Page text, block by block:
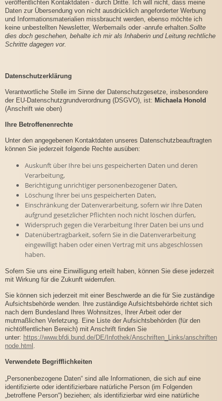
veröffentlichten Kontaktdaten - durch Dritte. Ich will nicht, dass meine
Daten zur Übersendung von nicht ausdrücklich angeforderter Werbung
und Informationsmaterialien missbraucht werden, ebenso möchte ich
keine unbestellten Newsletter, Werbemails oder -anrufe erhalten.Sollte
dies doch geschehen, behalte ich mir als Inhaberin und Leitung rechtliche
Schritte dagegen vor.
Datenschutzerklärung
Verantwortliche Stelle im Sinne der Datenschutzgesetze, insbesondere
der EU-Datenschutzgrundverordnung (DSGVO), ist: Michaela Honold
(Anschrift wie oben)
Ihre Betroffenenrechte
Unter den angegebenen Kontaktdaten unseres Datenschutzbeauftragten
können Sie jederzeit folgende Rechte ausüben:
Auskunft über Ihre bei uns gespeicherten Daten und deren
Verarbeitung,
Berichtigung unrichtiger personenbezogener Daten,
Löschung Ihrer bei uns gespeicherten Daten,
Einschränkung der Datenverarbeitung, sofern wir Ihre Daten
aufgrund gesetzlicher Pflichten noch nicht löschen dürfen,
Widerspruch gegen die Verarbeitung Ihrer Daten bei uns und
Datenübertragbarkeit, sofern Sie in die Datenverarbeitung
eingewilligt haben oder einen Vertrag mit uns abgeschlossen
haben.
Sofern Sie uns eine Einwilligung erteilt haben, können Sie diese jederzeit
mit Wirkung für die Zukunft widerrufen.
Sie können sich jederzeit mit einer Beschwerde an die für Sie zuständige
Aufsichtsbehörde wenden. Ihre zuständige Aufsichtsbehörde richtet sich
nach dem Bundesland Ihres Wohnsitzes, Ihrer Arbeit oder der
mutmaßlichen Verletzung. Eine Liste der Aufsichtsbehörden (für den
nichtöffentlichen Bereich) mit Anschrift finden Sie
unter: https://www.bfdi.bund.de/DE/Infothek/Anschriften_Links/
node.html .
Verwendete Begrifflichkeiten
„Personenbezogene Daten“ sind alle Informationen, die sich auf eine
identifizierte oder identifizierbare natürliche Person (im Folgenden
„betroffene Person“) beziehen; als identifizierbar wird eine natürliche